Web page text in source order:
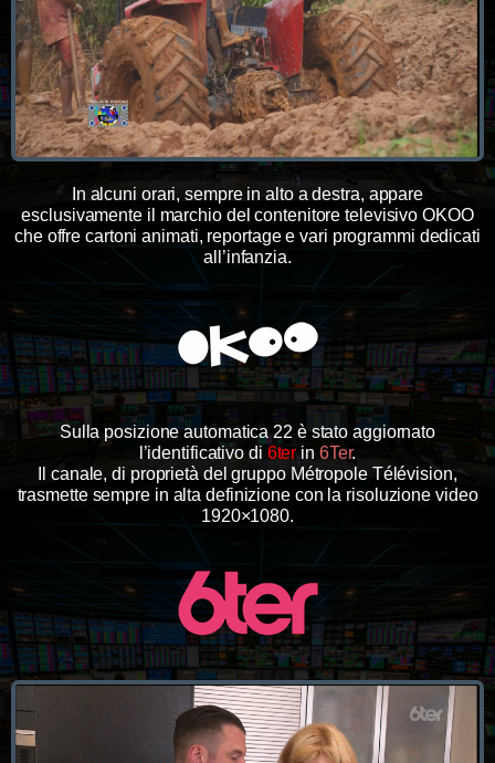
In alcuni orari, sempre in alto a destra, appare
esclusivamente il marchio del contenitore televisivo OKOO
che offre cartoni animati, reportage e vari programmi dedicati
all’infanzia.
Sulla posizione automatica 22 è stato aggiornato
l’identificativo di 6terin 6Ter.
Il canale, di proprietà del gruppo Métropole Télévision,
trasmette sempre in alta definizione con la risoluzione video
1920×1080.